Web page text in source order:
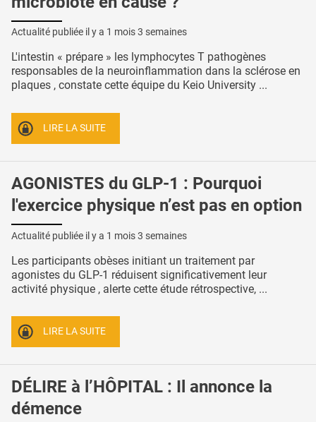
Actualité publiée il y a 1 mois 3 semaines
L'intestin « prépare » les lymphocytes T pathogènes
responsables de la neuroinflammation dans la sclérose en
plaques , constate cette équipe du Keio University ...
LIRE LA SUITE
AGONISTES du GLP-1 : Pourquoi
l'exercice physique n’est pas en option
Actualité publiée il y a 1 mois 3 semaines
Les participants obèses initiant un traitement par
agonistes du GLP-1 réduisent significativement leur
activité physique , alerte cette étude rétrospective, ...
LIRE LA SUITE
DÉLIRE à l’HÔPITAL : Il annonce la
démence